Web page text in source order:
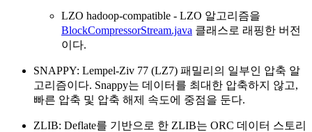
LZO hadoop-compatible - LZO 알고리즘을
BlockCompressorStream.java 클래스로 래핑한 버전
이다.
SNAPPY: Lempel-Ziv 77 (LZ7) 패밀리의 일부인 압축 알
고리즘이다. Snappy는 데이터를 최대한 압축하지 않고,
빠른 압축 및 압축 해제 속도에 중점을 둔다.
ZLIB: Deflate를 기반으로 한 ZLIB는 ORC 데이터 스토리